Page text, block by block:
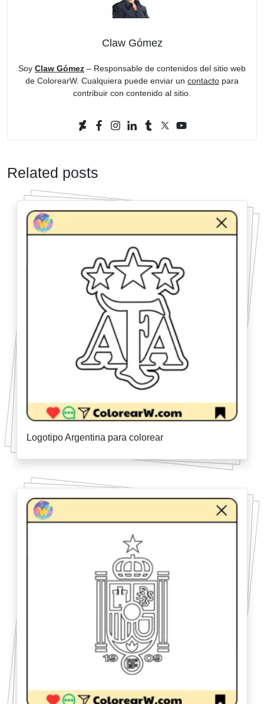
Claw Gómez
Soy Claw Gómez – Responsable de contenidos del sitio web
de ColorearW. Cualquiera puede enviar un contacto para
contribuir con contenido al sitio.
Related posts
Logotipo Argentina para colorear